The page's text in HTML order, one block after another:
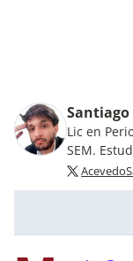
Santiago
Lic en
SEM.